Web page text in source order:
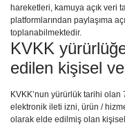
hareketleri, kamuya açık veri
platformlarından paylaşıma
toplanabilmektedir.
KVKK
edilen kişisel
KVKK’nun yürürlük tarihi
elektronik ileti izni, ürün /
olarak elde edilmiş olan